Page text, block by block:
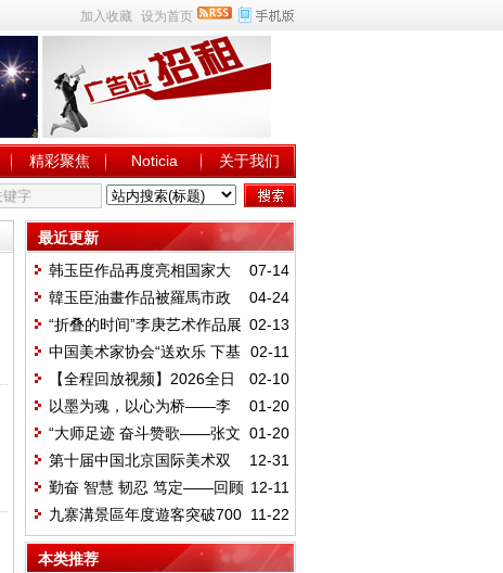
加入收藏 设为首页
精彩聚焦 Noticia 关于我们
最近更新
07-14
韩玉臣作品再度亮相国家大
剧院“古韵今辉—中国当代美术名家
经典作品展”
04-24
韓玉臣油畫作品被羅馬市政
府收藏
02-13
“折叠的时间”李庚艺术作品展
在香港成功举办
02-11
中国美术家协会“送欢乐 下基
层”赴中铁建设集团西安东站项目开
展慰问活动
02-10
【全程回放视频】2026全日
本华侨华人马年春节联欢晚会在日
本东京隆重举行
01-20
以墨为魂，以心为桥——李
庚的艺术人生与时代担当
01-20
“大师足迹 奋斗赞歌——张文
新艺术回顾展”在韩玉臣美术馆启幕
12-31
第十届中国北京国际美术双
年展在北京展览馆隆重开幕
12-11
勤奋 智慧 韧忍 笃定——回顾
我与张文新老师47年的深情厚谊11-22
九寨溝景區年度遊客突破700
萬人次
本类推荐